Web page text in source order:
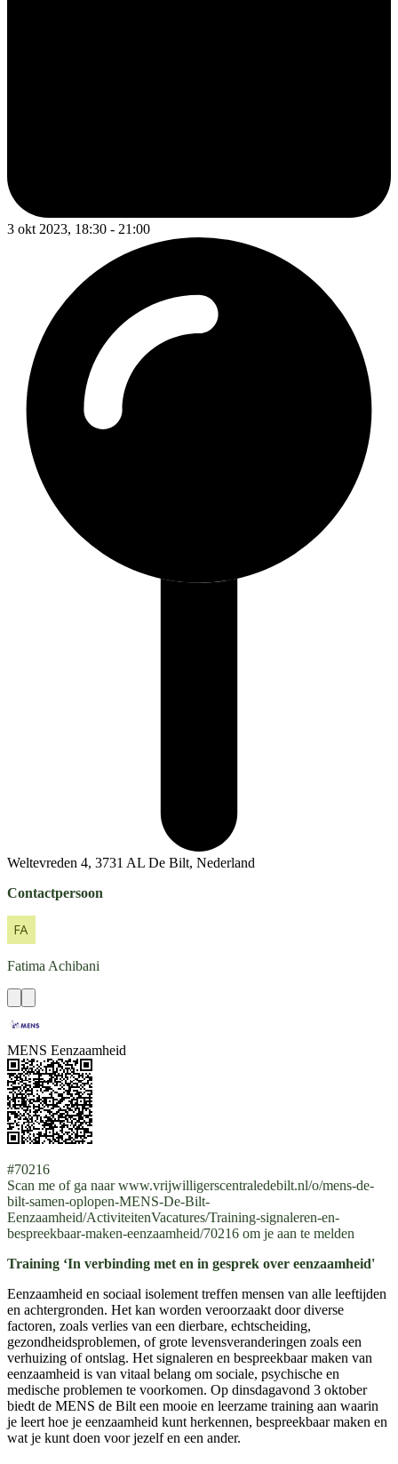
3 okt 2023, 18:30 - 21:00
Weltevreden 4, 3731 AL De Bilt, Nederland
Contactpersoon
FatimaAchibani
MENS Eenzaamheid
#70216
Scan me of ga naar www.vrijwilligerscentraledebilt.nl/o/mens-de-
bilt-samen-oplopen-MENS-De-Bilt-
Eenzaamheid/ActiviteitenVacatures/Training-signaleren-en-
bespreekbaar-maken-eenzaamheid/70216 om je aan te melden
Training ‘In verbinding met en in gesprek over eenzaamheid'
Eenzaamheid en sociaal isolement treffen mensen van alle leeftijden
en achtergronden. Het kan worden veroorzaakt door diverse
factoren, zoals verlies van een dierbare, echtscheiding,
gezondheidsproblemen, of grote levensveranderingen zoals een
verhuizing of ontslag. Het signaleren en bespreekbaar maken van
eenzaamheid is van vitaal belang om sociale, psychische en
medische problemen te voorkomen. Op dinsdagavond 3 oktober
biedt de MENS de Bilt een mooie en leerzame training aan waarin
je leert hoe je eenzaamheid kunt herkennen, bespreekbaar maken en
wat je kunt doen voor jezelf en een ander.